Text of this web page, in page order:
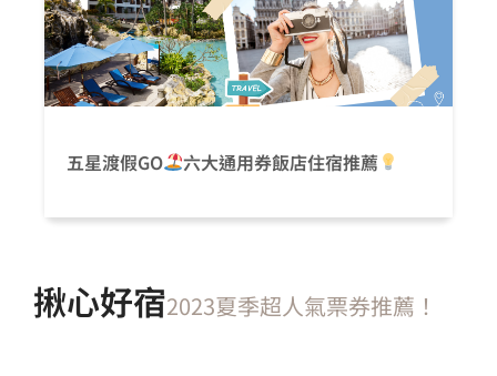
五星渡假GO 六大通用券飯店住宿推薦
揪心好宿2023夏季超人氣票券推薦！